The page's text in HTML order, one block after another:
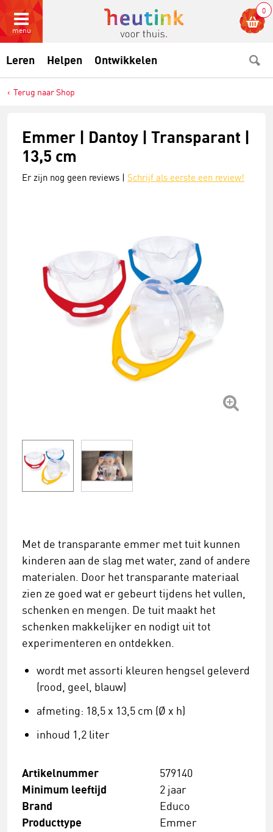
menu
0
Leren Helpen Ontwikkelen
Terug naar Shop
Emmer | Dantoy | Transparant |
13,5 cm
Er zijn nog geen reviews | Schrijf als eerste een review!
Met de transparante emmer met tuit kunnen
kinderen aan de slag met water, zand of andere
materialen. Door het transparante materiaal
zien ze goed wat er gebeurt tijdens het vullen,
schenken en mengen. De tuit maakt het
schenken makkelijker en nodigt uit tot
experimenteren en ontdekken.
wordt met assorti kleuren hengsel geleverd
(rood, geel, blauw)
afmeting: 18,5 x 13,5 cm (Ø x h)
inhoud 1,2 liter
Artikelnummer 579140
Minimum leeftijd 2 jaar
Brand Educo
Producttype Emmer